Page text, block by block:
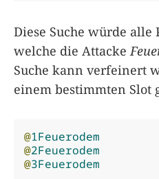
Diese Suche würde alle
welche die Attacke
Suche kann verfeinert
einem bestimmten Slot
@1Feuerodem
@2Feuerodem
@3Feuerodem